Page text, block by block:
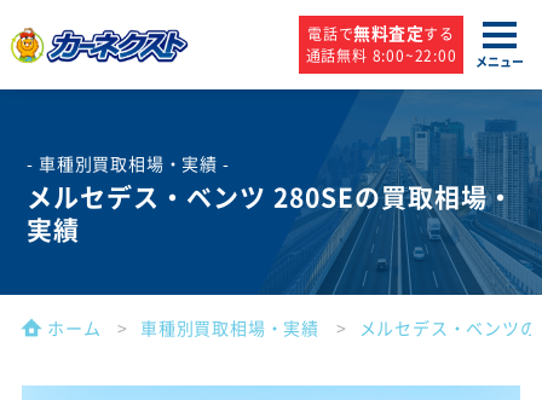
電話で無料査定する
通話無料 8:00~22:00
メニュー
- 車種別買取相場・実績 -
メルセデス・ベンツ 280SEの買取相場・
実績
ホーム 車種別買取相場・実績 メルセデス・ベンツ